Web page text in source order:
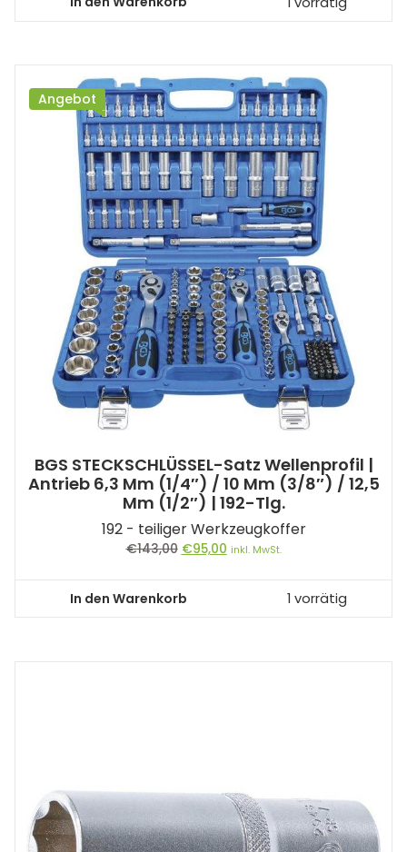
Angebot
BGS STECKSCHLÜSSEL-Satz Wellenprofil |
Antrieb 6,3 Mm (1/4″) / 10 Mm (3/8″) / 12,5
Mm (1/2″) | 192-Tlg.
192 - teiliger Werkzeugkoffer
€143,00 Ursprünglicher
€143,00
€95,00Aktueller
inkl. MwSt.
In den Warenkorb 1 vorrätig